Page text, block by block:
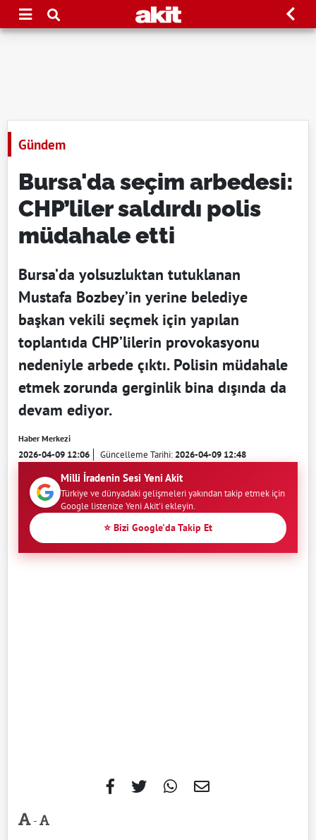
Gündem
Bursa'da seçim arbedesi:
CHP’liler saldırdı polis
müdahale etti
Bursa’da yolsuzluktan tutuklanan
Mustafa Bozbey’in yerine belediye
başkan vekili seçmek için yapılan
toplantıda CHP’lilerin provokasyonu
nedeniyle arbede çıktı. Polisin müdahale
etmek zorunda gerginlik bina dışında da
devam ediyor.
Haber Merkezi
2026-04-09 12:06 Güncelleme Tarihi:2026-04-09 12:48
Milli İradenin Sesi Yeni Akit
Türkiye ve dünyadaki gelişmeleri yakından takip etmek için
Google listenize Yeni Akit'i ekleyin.
⭐ Bizi Google'da Takip Et
-